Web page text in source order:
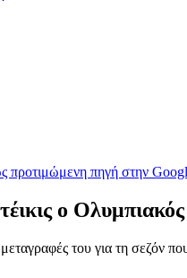
προτιμώμενη πηγή στην
ο Ολυμπιακός
του για τη σεζόν